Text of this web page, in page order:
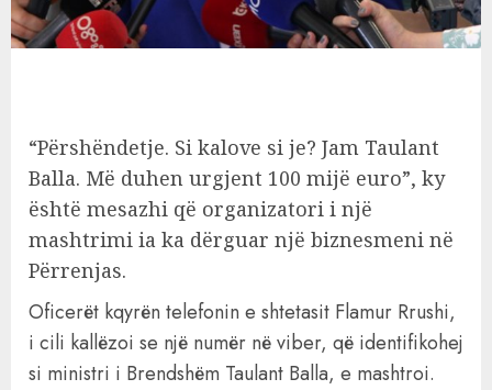
“Përshëndetje. Si kalove si je? Jam Taulant
Balla. Më duhen urgjent 100 mijë euro”, ky
është mesazhi që organizatori i një
mashtrimi ia ka dërguar një biznesmeni në
Përrenjas.
Oficerët kqyrën telefonin e shtetasit Flamur Rrushi,
i cili kallëzoi se një numër në viber, që identifikohej
si ministri i Brendshëm Taulant Balla, e mashtroi.